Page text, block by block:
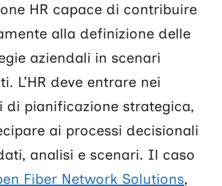
HR capace di contribuire
alla definizione delle
aziendali in scenari
L’HR deve entrare nei
di pianificazione strategica,
ai processi decisionali
analisi e scenari. Il caso
Fiber Network Solutions,